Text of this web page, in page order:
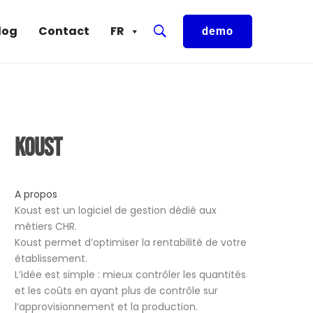
FR
Contact demo
Koust
A propos
Koust est un logiciel de gestion dédié aux
métiers CHR.
Koust permet d’optimiser la rentabilité de votre
établissement.
L’idée est simple : mieux contrôler les quantités
et les coûts en ayant plus de contrôle sur
l’approvisionnement et la production.